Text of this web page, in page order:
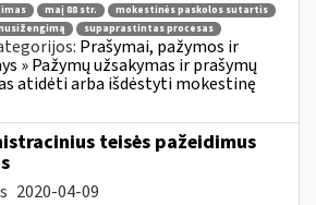
maį 88 str.
mokestinės paskolos sutartis
supaprastintas procesas
Prašymai, pažymos ir
» Pažymų užsakymas ir prašymų
atidėti arba išdėstyti mokestinę
teisės pažeidimus
2020-04-09